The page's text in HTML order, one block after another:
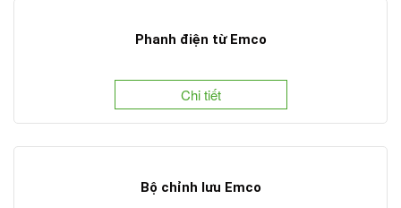
Phanh điện từ Emco
Chi tiết
Bộ chỉnh lưu Emco